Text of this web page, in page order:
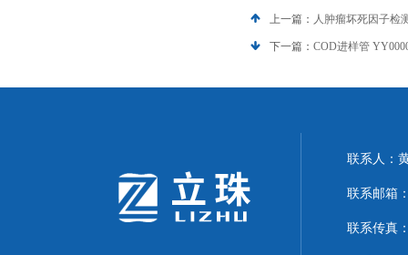
上一篇： 人肿瘤坏死因子检
下一篇： COD进样管
联系人：
联系邮箱
联系传真